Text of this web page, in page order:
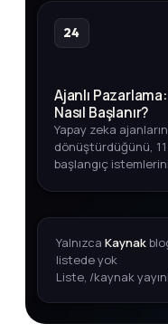
24
Ajanlı
Nasıl Başlanır?
Yapay zeka
dönüştürdüğünü,
başlangıç
Yalnızca Kaynak
listede yok
Liste, /kaynak